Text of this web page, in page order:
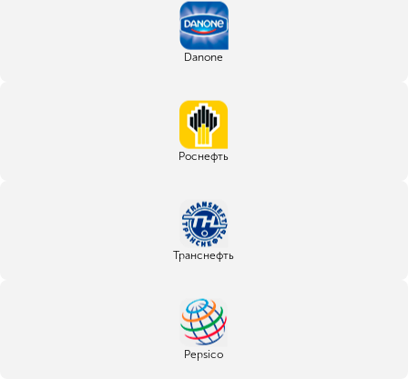
этапах.
Алексей Никитин
Руководитель отдела продаж
взаимовыгодные условия
сотрудничества.